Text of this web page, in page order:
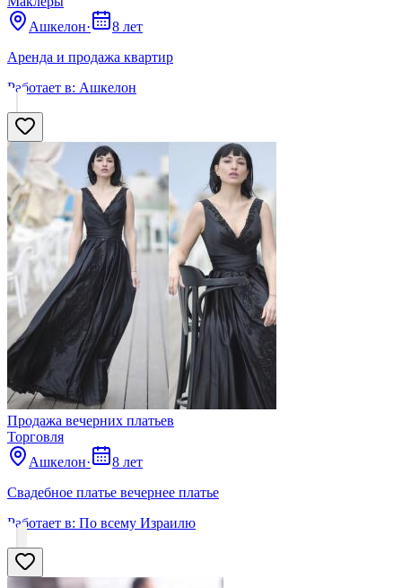
Ашкелон·
8 лет
Аренда и продажа квартир
Работает в: Ашкелон
Продажа вечерних платьев
Торговля
Ашкелон·
8 лет
Свадебное платье вечернее платье
Работает в: По всему Израилю